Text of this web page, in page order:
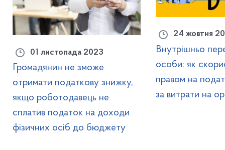
01 листопада 2023
Громадянин не зможе
отримати податкову знижку,
якщо роботодавець не
сплатив податок на доходи
фізичних осіб до бюджету
24 жовтня
Внутрішньо
особи: як
правом на
за витрати на